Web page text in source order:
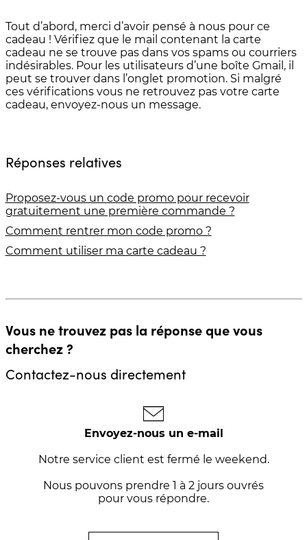
Tout d’abord, merci d’avoir pensé à nous pour ce
cadeau ! Vérifiez que le mail contenant la carte
cadeau ne se trouve pas dans vos spams ou courriers
indésirables. Pour les utilisateurs d’une boîte Gmail, il
peut se trouver dans l’onglet promotion. Si malgré
ces vérifications vous ne retrouvez pas votre carte
cadeau, envoyez-nous un message.
Réponses relatives
Proposez-vous un code promo pour recevoir
gratuitement une première commande ?
Comment rentrer mon code promo ?
Comment utiliser ma carte cadeau ?
Vous ne trouvez pas la réponse que vous
cherchez ?
Contactez-nous directement
Envoyez-nous un e-mail
Notre service client est fermé le weekend.
Nous pouvons prendre 1 à 2 jours ouvrés
pour vous répondre.